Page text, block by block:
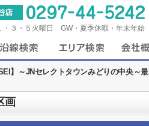
３・５火曜日 GW・夏季休暇・年末年始
】～JNセレクトタウンみどりの中央～最
画